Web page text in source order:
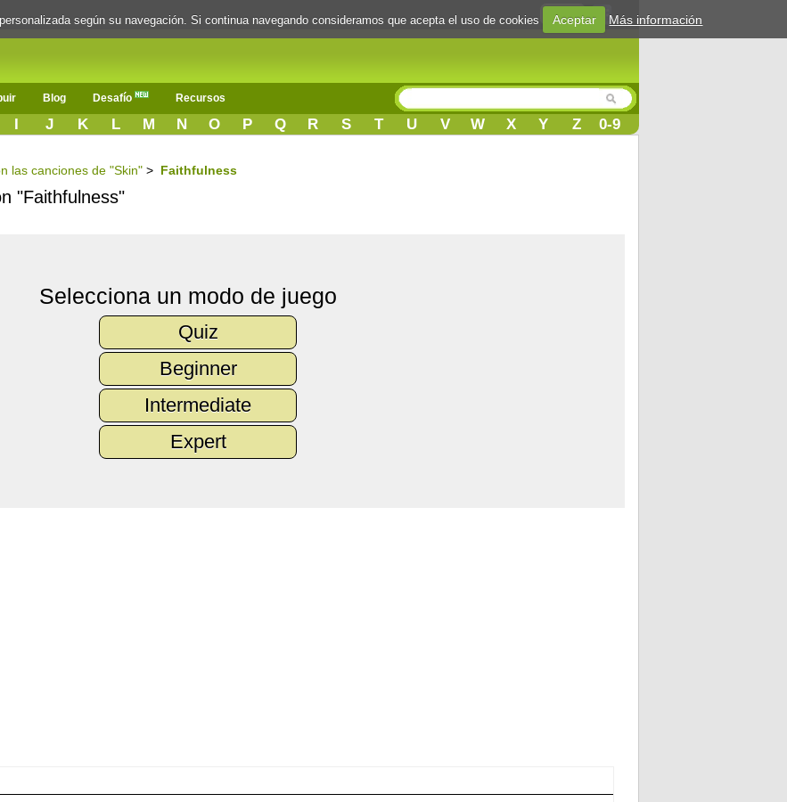
Login
Blog Desafío Recursos
I J K L M N O P Q R S T U V W X Y Z 0-9
las canciones de "Skin" > Faithfulness
"Faithfulness"
Selecciona un modo de juego
Quiz
Beginner
Intermediate
Expert
según su navegación. Si continua navegando consideramos que acepta el uso de cookies Aceptar Más información